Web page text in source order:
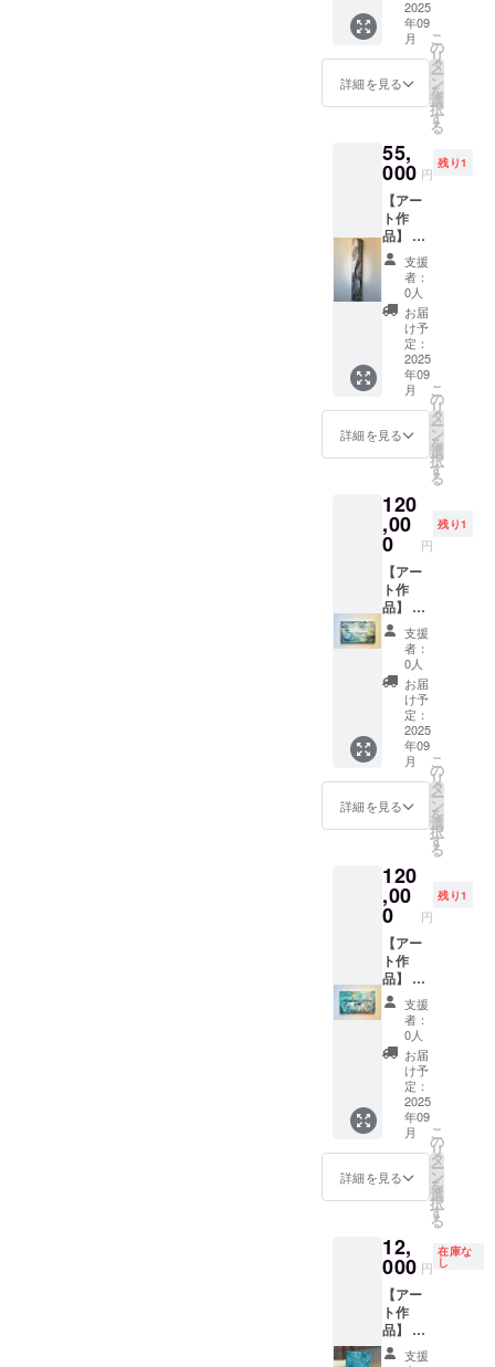
せくだ
さい ・
お使い
のモニ
ター環
品と画
面上の
色味が
若干異
なる場
合がご
ざいま
す。あ
らかじ
めご了
承くだ
さい。
（各1
点） ・
限定3点
・作品
【STRO
KE】シ
リー
ルバー
グレー
系のお
色味の
横型作
品です
・アク
リル着
色、
ベース
は木製
パネル
です。
・サイ
ズ：約
W860㎜
×約
体差が
ありま
す。 ・
ご住所
等お送
り先を
お知ら
せくだ
さい ・
お使い
のモニ
ター環
境によ
り、実
際の商
品と画
面上の
色味が
ざいま
す。あ
らかじ
めご了
承くだ
さい。
2025
年09
月
詳細を見る
こ
の
リ
タ
ー
ン
を
選
択
す
る
55,
000 円
残り1
【アー
ト作
品】 ・
お礼
メッ
セージ
付き ・
作品1点
もの ・
作品B-
①【ene
flow】
・アク
リル・
ミクス
ディ
ア・パ
ネル ・
サイ
ズ：
W140㎜
×H900
㎜ ・
ご住所
等お送
り先を
お知ら
せくだ
さい ・
お使い
のモニ
ター環
境によ
り、実
際の商
面上の
色味が
若干異
なる場
合がご
ざいま
す。あ
らかじ
めご了
承くだ
さい。
支援
者：
0人
お届
け予
定：
2025
年09
月
詳細を見る
こ
の
リ
タ
ー
ン
を
選
択
す
る
120
,00
0 円
残り1
【アー
ト作
品】 ・
お礼
メッ
セージ
付き ・
作品1点
もの ・
作品5-
①【緑
生】 ・
アクリ
ル・ミ
クスト
メディ
製パネ
ル ・サ
イズ：
約W530
㎜×約
H333
㎜ ・
ご住所
等お送
り先を
お知ら
せくだ
さい ・
お使い
のモニ
ター環
境によ
り、実
際の商
品と画
色味が
若干異
なる場
合がご
ざいま
す。あ
らかじ
支援
者：
0人
お届
け予
定：
2025
年09
月
詳細を見る
こ
の
リ
タ
ー
ン
を
選
択
す
る
120
,00
0 円
残り1
【アー
ト作
品】 ・
お礼
メッ
セージ
付き ・
作品1点
もの ・
作品5-
②【緑
生】 ・
アクリ
ル・ミ
クスト
メディ
製パネ
ル ・サ
イズ：
約W530
㎜×約
H333
㎜ ・
支援
者：
0人
お届
け予
定：
2025
年09
月
詳細を見る
こ
の
リ
タ
ー
ン
を
選
択
す
る
12,
000 円
在庫な
し
【アー
ト作
品】 ・
お礼支援